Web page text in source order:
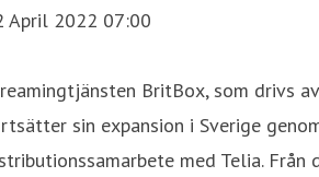
April 2022 07:00
BritBox, som drivs
sin expansion i Sverige
med Telia. Från